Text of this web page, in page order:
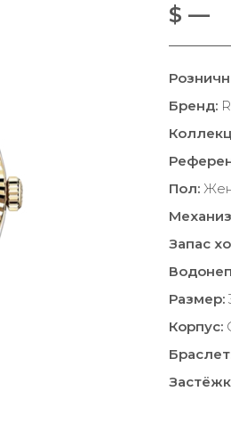
$ —
Бренд:
Пол:
Запас
Размер:
Корпус: